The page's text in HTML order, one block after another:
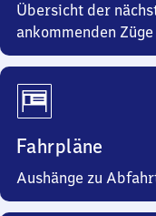
Übersicht der
ankommenden Züge
Fahrpläne
Aushänge zu